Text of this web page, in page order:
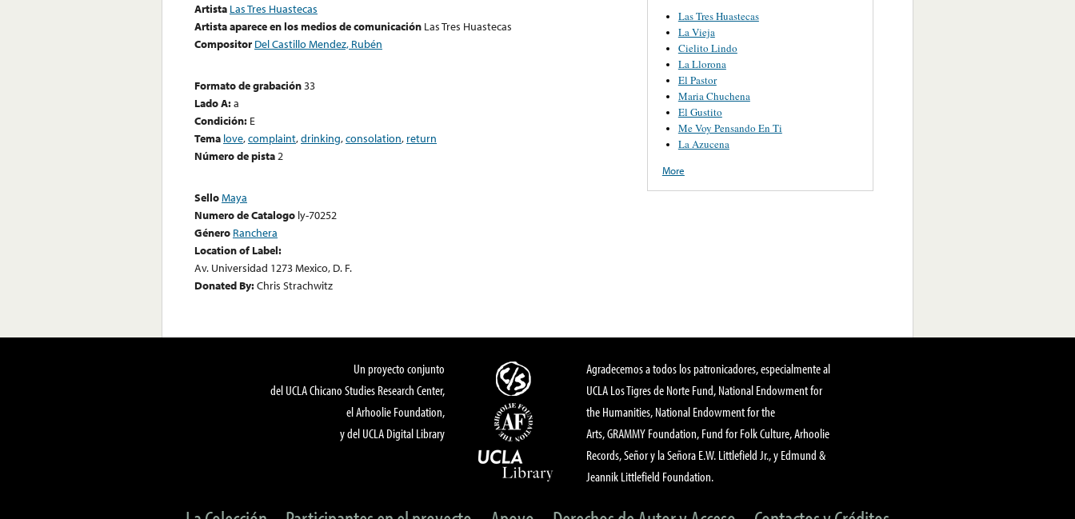
Artista Las Tres Huastecas
Artista aparece en los medios de comunicación Las Tres Huastecas
Compositor Del Castillo Mendez, Rubén
Formato de grabación33
Lado A:a
Condición: E
Tema love,complaint,drinking,consolation, return
Número de pista2
SelloMaya
Numero de Catalogo ly-70252
Género Ranchera
Location of Label:
Av. Universidad 1273 Mexico, D. F.
Donated By:Chris Strachwitz
Las Tres Huastecas
La Vieja
Cielito Lindo
La Llorona
El Pastor
Maria Chuchena
El Gustito
Me Voy Pensando En Ti
La Azucena
More
Un proyecto conjunto
del UCLA Chicano Studies Research Center,
el Arhoolie Foundation,
y del UCLA Digital Library
Agradecemos a todos los patronicadores, especialmente al
UCLA Los Tigres de Norte Fund, National Endowment for
the Humanities, National Endowment for the
Arts, GRAMMY Foundation, Fund for Folk Culture, Arhoolie
Records, Señor y la Señora E.W. Littlefield Jr., y Edmund &
Jeannik Littlefield Foundation.